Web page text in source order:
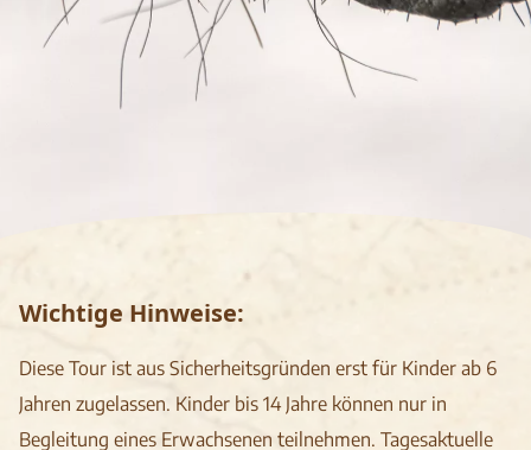
Wichtige Hinweise:
Diese Tour ist aus Sicherheitsgründen erst für Kinder ab 6
Jahren zugelassen. Kinder bis 14 Jahre können nur in
Begleitung eines Erwachsenen teilnehmen. Tagesaktuelle